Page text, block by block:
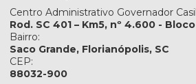
Centro Administrativo Governador
Rod. SC 401 – Km5, nº 4.600 -
Bairro:
Saco Grande, Florianópolis, SC
CEP:
88032-900